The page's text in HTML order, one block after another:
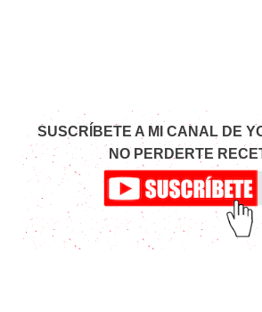
SUSCRÍBETE A MI CANAL DE
NO PERDERTE